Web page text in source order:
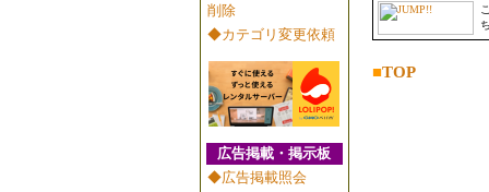
削除
◆カテゴリ変更依頼
広告掲載・掲示板
◆広告掲載照会
■TOP